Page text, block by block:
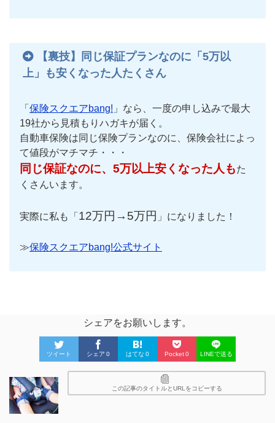
【裏技】同じ保証プランなのに「5万以
上」も安くなった人たくさん
「 保険スクエアbang! 」なら、一度の申し込みで最大
19社から見積もりハガキが届く。
自動車保険は同じ保険プランなのに、保険会社によっ
て値段がマチマチ・・・
同じ保証なのに、5万以上安くなった人もた
くさんいます。
実際に私も「 12万円→5万円 」になりました！
≫保険スクエアbang!公式サイト
シェアをお願いします。
ツイート シェア 0 はてな 0 Pocket0 LINEで送る
この記事のタイトルとURLをコピーする